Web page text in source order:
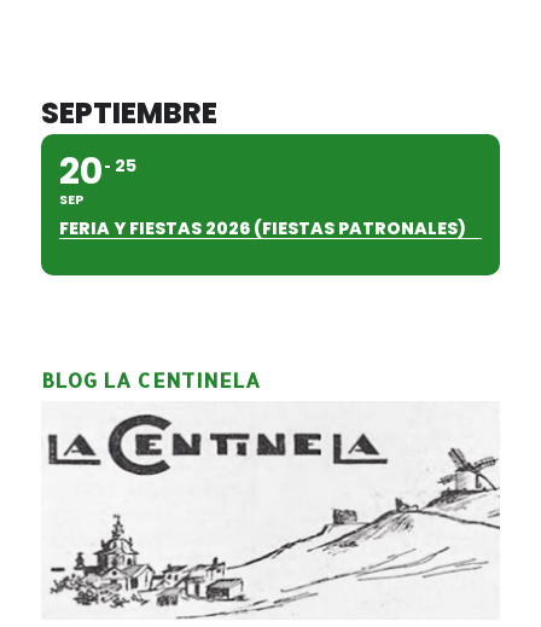
SEPTIEMBRE
20
SEP
25
FERIA Y FIESTAS 2026 (FIESTAS PATRONALES)
BLOG LA CENTINELA